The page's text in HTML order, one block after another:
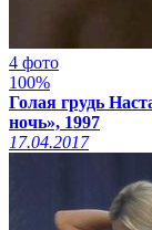
4 фото
100%
Голая грудь
ночь», 1997
17.04.2017